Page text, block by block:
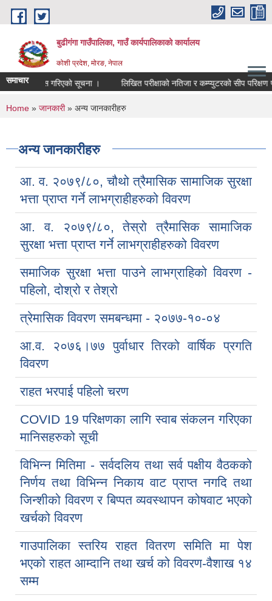
Skip to main content
बुढीगंगा गाउँपालिका, गाउँ कार्यपालिकाको कार्यालय
कोशी प्रदेश, मोरङ, नेपाल
समाचारसिफारिस गरिएको सूचना । लिखित परीक्षाको नतिजा र कम्प्युटरको सीप परिक्षण
You are here
Home » जानकारी» अन्य जानकारीहरु
अन्य जानकारीहरु
आ. व. २०७९/८०, चौथो त्रैमासिक सामाजिक सुरक्षा
भत्ता प्राप्त गर्ने लाभग्राहीहरुको विवरण
आ. व. २०७९/८०, तेस्रो त्रैमासिक सामाजिक
सुरक्षा भत्ता प्राप्त गर्ने लाभग्राहीहरुको विवरण
समाजिक सुरक्षा भत्ता पाउने लाभग्राहिको विवरण -
पहिलो, दोश्रो र तेश्रो
त्रेमासिक विवरण समबन्धमा - २०७७-१०-०४
आ.व. २०७६।७७ पुर्वाधार तिरको वार्षिक प्रगति
विवरण
राहत भरपाई पहिलो चरण
COVID 19 परिक्षणका लागि स्वाब संकलन गरिएका
मानिसहरुको सूची
विभिन्न मितिमा - सर्वदलिय तथा सर्व पक्षीय वैठकको
निर्णय तथा विभिन्न निकाय वाट प्राप्त नगदि तथा
जिन्शीको विवरण र बिप्पत व्यवस्थापन कोषवाट भएको
खर्चको विवरण
गाउपालिका स्तरिय राहत वितरण समिति मा पेश
भएको राहत आम्दानि तथा खर्च को विवरण-वैशाख १४
सम्म